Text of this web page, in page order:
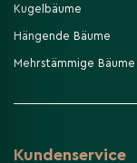
Kugelbäume
Hängende Bäume
Mehrstämmige Bäume
Kundenservice